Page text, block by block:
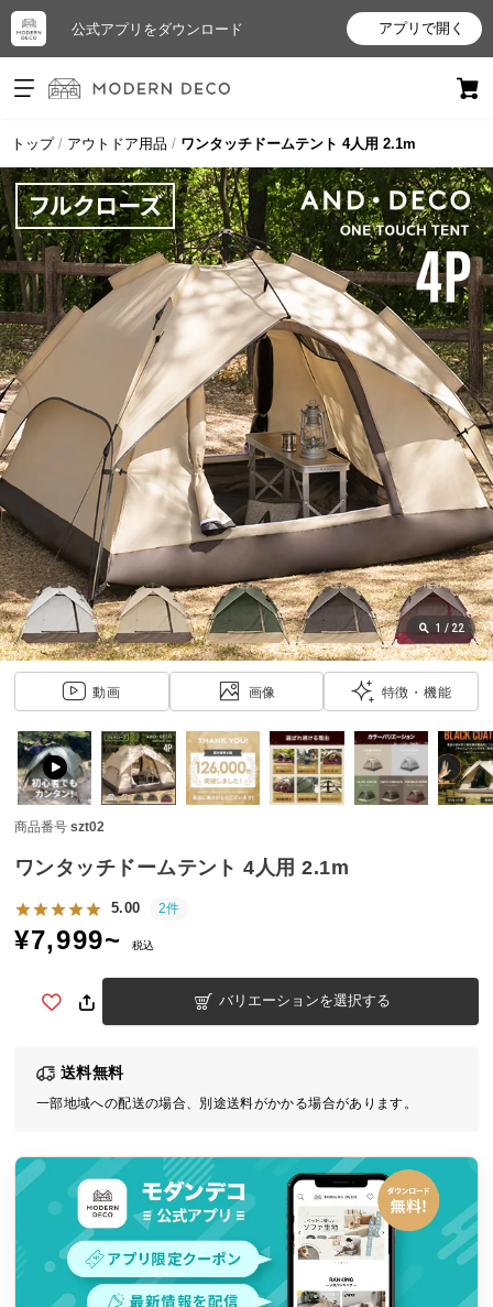
公式アプリをダウンロード アプリで開く
ログイン
新規会員登録
お
気
に
入
り
ア
イ
テ
ム
近
チ
ェ
ッ
ク
し
た
ア
ム
特
覧
ン
グ
トップ アウトドア用品 ワンタッチドームテント 4人用 2.1m
1 / 22
動画 画像 特徴・機能
商品番号 szt02
ワンタッチドームテント 4人用 2.1m
5.00 2件
¥7,999~ 税込
バリエーションを選択する
送料無料
一部地域への配送の場合、別途送料がかかる場合があります。